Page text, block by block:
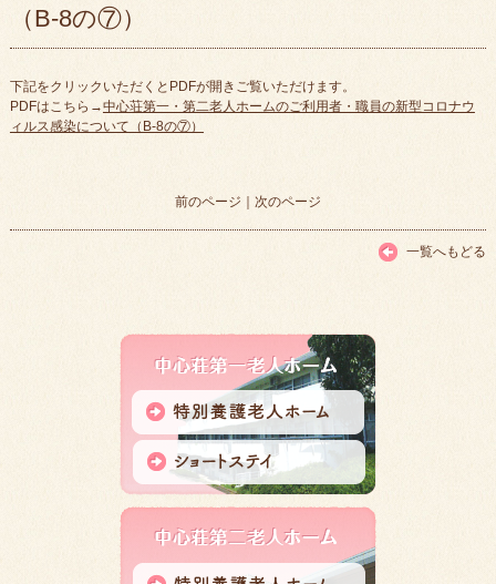
（B-8の⑦）
下記をクリックいただくとPDFが開きご覧いただけます。
PDFはこちら→中心荘第一・第二老人ホームのご利用者・職員の新型コロナウ
ィルス感染について（B-8の⑦）
前のページ ｜ 次のページ
一覧へもどる